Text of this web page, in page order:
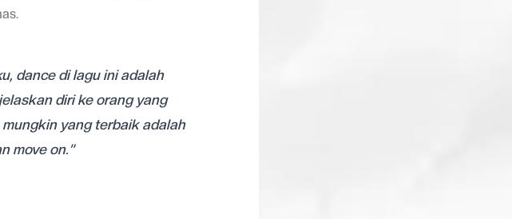
dance di lagu ini adalah
diri ke orang yang
yang terbaik adalah
move on.”